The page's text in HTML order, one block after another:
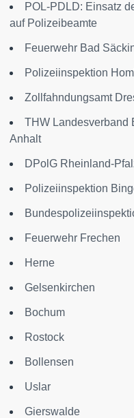
POL-PDLD: Einsatz
auf Polizeibeamte
Feuerwehr Bad
Polizeiinspektion
Zollfahndungsamt
THW Landesverband
Anhalt
DPolG Rheinland-
Polizeiinspektion
Feuerwehr Frechen
Herne
Gelsenkirchen
Bochum
Rostock
Bollensen
Uslar
Gierswalde